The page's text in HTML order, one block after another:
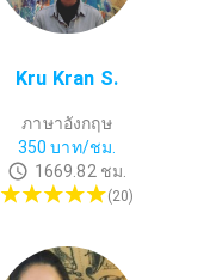
Kru Kran S.
ภาษาอังกฤษ
350 บาท/ชม.
1669.82 ชม.
(20)